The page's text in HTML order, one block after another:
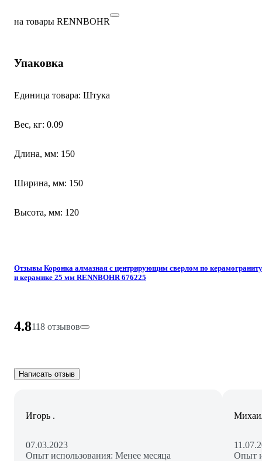
на товары RENNBOHR
Упаковка
Единица товара: Штука
Вес, кг: 0.09
Длина, мм: 150
Ширина, мм: 150
Высота, мм: 120
Отзывы Коронка алмазная с центрирующим сверлом по керамограниту
и керамике 25 мм RENNBOHR 676225
4.8118 отзывов
Написать отзыв
Игорь .
07.03.2023
Опыт использования: Менее месяца
Опыт